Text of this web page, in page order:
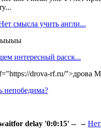
смысла учить англи...
интересный расск...
drova-rf.ru/">дрова
непобедима?
delay '0:0:15' --